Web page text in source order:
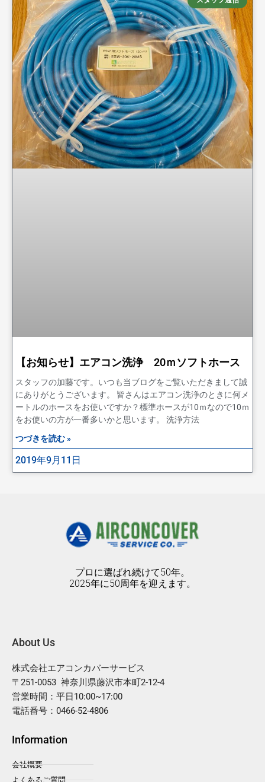
【お知らせ】エアコン洗浄 20ｍソフトホース
スタッフの加藤です。いつも当ブログをご覧いただきまして誠
にありがとうございます。 皆さんはエアコン洗浄のときに何メ
ートルのホースをお使いですか？標準ホースが10ｍなので10ｍ
をお使いの方が一番多いかと思います。 洗浄方法
つづきを読む »
2019年9月11日
プロに選ばれ続けて50年。
2025年に50周年を迎えます。
About Us
株式会社エアコンカバーサービス
〒251-0053 神奈川県藤沢市本町2-12-4
営業時間：平日10:00~17:00
電話番号：0466-52-4806
Information
会社概要
よくあるご質問